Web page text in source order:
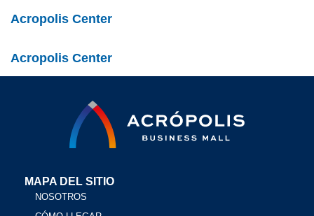
Acropolis Center
Acropolis Center
MAPA DEL SITIO
NOSOTROS